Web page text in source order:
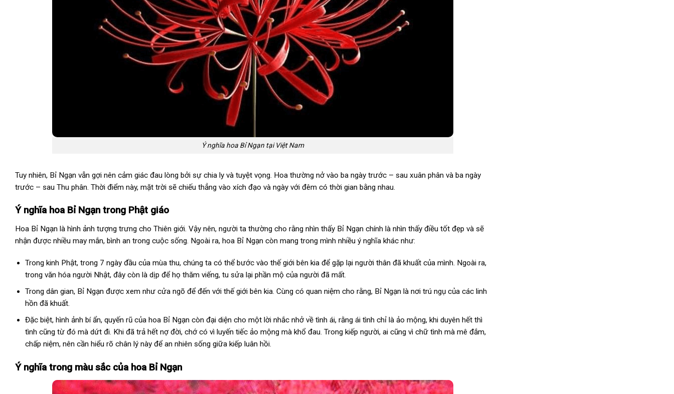
Ý nghĩa hoa Bỉ Ngạn tại Việt Nam
Tuy nhiên, Bỉ Ngạn vẫn gợi nên cảm giác đau lòng bởi sự chia ly và tuyệt vọng. Hoa thường nở vào ba ngày trước – sau xuân phân và ba ngày
trước – sau Thu phân. Thời điểm này, mặt trời sẽ chiếu thẳng vào xích đạo và ngày với đêm có thời gian bằng nhau.
Ý nghĩa hoa Bỉ Ngạn trong Phật giáo
Hoa Bỉ Ngạn là hình ảnh tượng trưng cho Thiên giới. Vậy nên, người ta thường cho rằng nhìn thấy Bỉ Ngạn chính là nhìn thấy điều tốt đẹp và sẽ
nhận được nhiều may mắn, bình an trong cuộc sống. Ngoài ra, hoa Bỉ Ngạn còn mang trong mình nhiều ý nghĩa khác như:
Trong kinh Phật, trong 7 ngày đầu của mùa thu, chúng ta có thể bước vào thế giới bên kia để gặp lại người thân đã khuất của mình. Ngoài ra,
trong văn hóa người Nhật, đây còn là dịp để họ thăm viếng, tu sửa lại phần mộ của người đã mất.
Trong dân gian, Bỉ Ngạn được xem như cửa ngõ để đến với thế giới bên kia. Cùng có quan niệm cho rằng, Bỉ Ngạn là nơi trú ngụ của các linh
hồn đã khuất.
Đặc biệt, hình ảnh bí ẩn, quyến rũ của hoa Bỉ Ngạn còn đại diện cho một lời nhắc nhở về tình ái, rằng ái tình chỉ là ảo mộng, khi duyên hết thì
tình cũng từ đó mà dứt đi. Khi đã trả hết nợ đời, chớ có vì luyến tiếc ảo mộng mà khổ đau. Trong kiếp người, ai cũng vì chữ tình mà mê đắm,
chấp niệm, nên cần hiểu rõ chân lý này để an nhiên sống giữa kiếp luân hồi.
Ý nghĩa trong màu sắc của hoa Bỉ Ngạn